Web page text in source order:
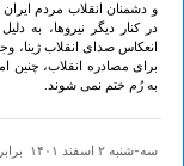
و دشمنان انقلاب مردم
در کنار دیگر نیروها، به
انعکاس صدای انقلاب
برای مصادره انقلاب، چنین
به رُم ختم نمی شوند.
سه-شنبه ۲ اسفند ۱۴۰۱ برابر با ۲۱ فوريه ۲۰۲۳